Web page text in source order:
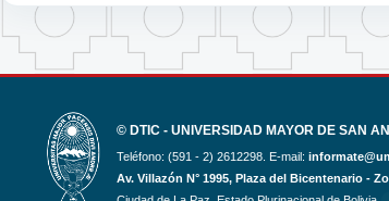
© DTIC - UNIVERSIDAD MAYOR DE SAN
Teléfono: (591 - 2) 2612298. E-mail:
Av. Villazón N° 1995, Plaza del Bicentenario -